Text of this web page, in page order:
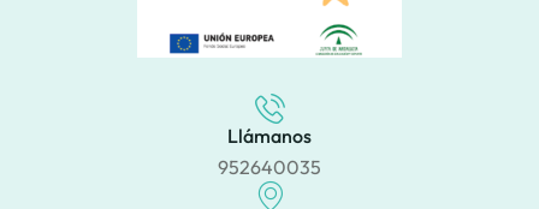
Llámanos
952640035